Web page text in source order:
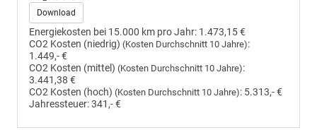
Download
Energiekosten bei 15.000 km pro Jahr: 1.473,15 €
CO2 Kosten (niedrig) (Kosten Durchschnitt 10 Jahre):
1.449,- €
CO2 Kosten (mittel) (Kosten Durchschnitt 10 Jahre):
3.441,38 €
CO2 Kosten (hoch) (Kosten Durchschnitt 10 Jahre): 5.313,- €
Jahressteuer:341,- €